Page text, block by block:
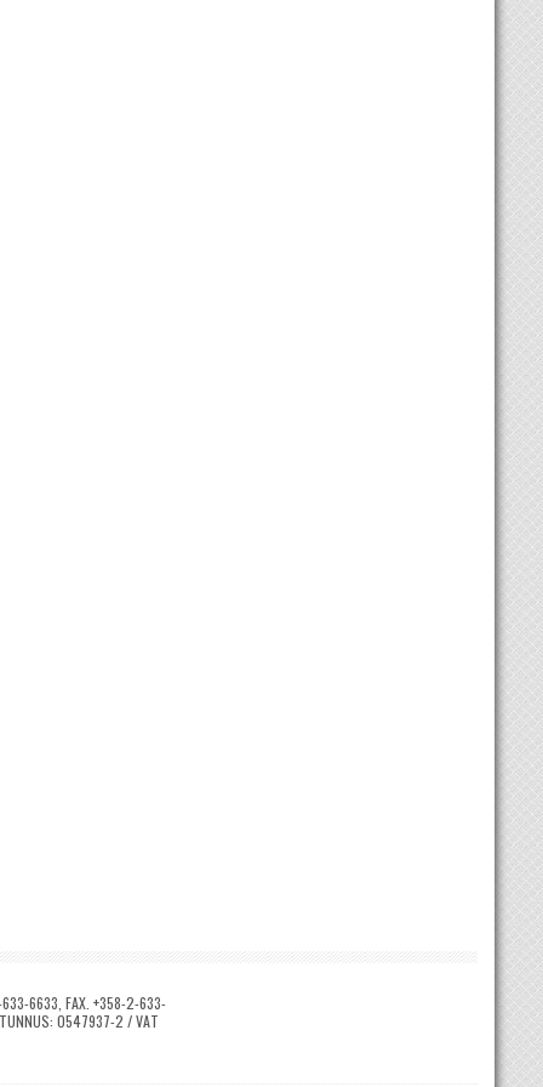
633-6633, FAX. +358-2-633-
0547937-2 / VAT